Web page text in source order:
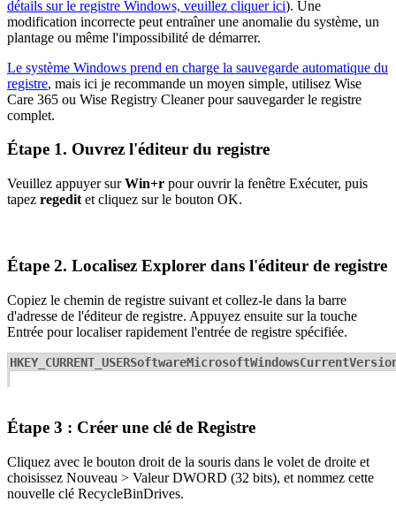
détails sur le registre Windows, veuillez cliquer ici). Une
modification incorrecte peut entraîner une anomalie du système, un
plantage ou même l'impossibilité de démarrer.
Le système Windows prend en charge la sauvegarde automatique du
registre, mais ici je recommande un moyen simple, utilisez Wise
Care 365 ou Wise Registry Cleaner pour sauvegarder le registre
complet.
Étape 1. Ouvrez l'éditeur du registre
Veuillez appuyer surWin+r pour ouvrir la fenêtre Exécuter, puis
tapez regedit et cliquez sur le bouton OK.
Étape 2. Localisez Explorer dans l'éditeur de registre
Copiez le chemin de registre suivant et collez-le dans la barre
d'adresse de l'éditeur de registre. Appuyez ensuite sur la touche
Entrée pour localiser rapidement l'entrée de registre spécifiée.
Étape 3 : Créer une clé de Registre
Cliquez avec le bouton droit de la souris dans le volet de droite et
choisissez Nouveau > Valeur DWORD (32 bits), et nommez cette
nouvelle clé RecycleBinDrives.